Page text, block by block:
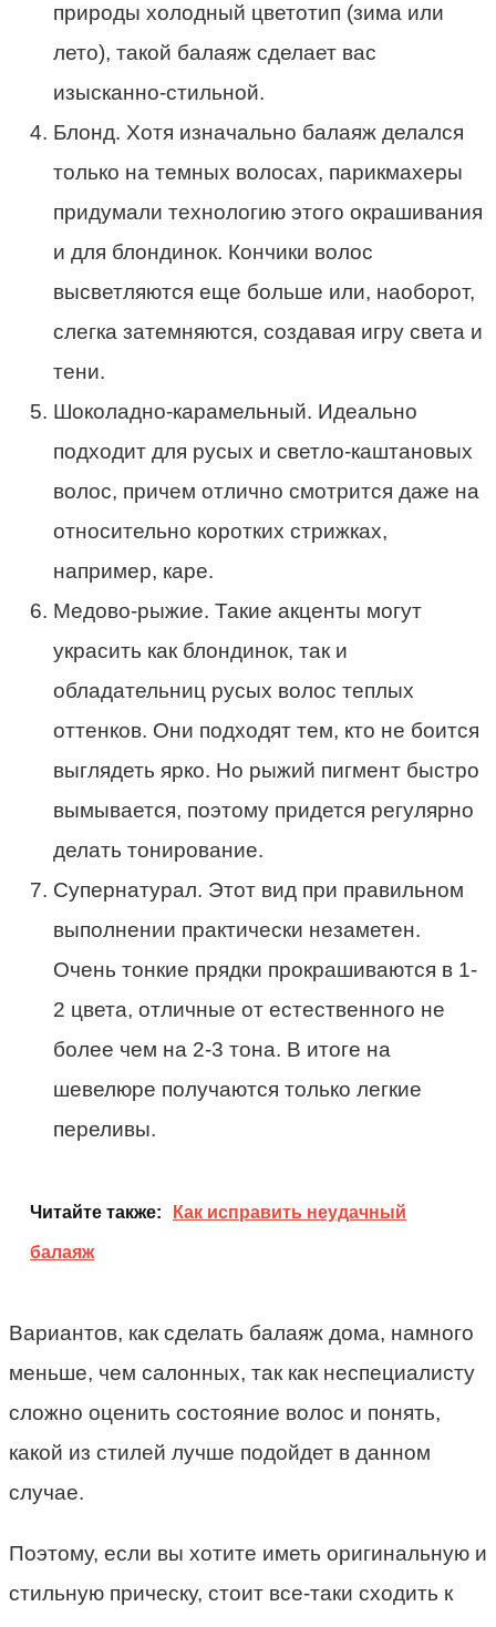
природы холодный цветотип (зима или
лето), такой балаяж сделает вас
изысканно-стильной.
Блонд. Хотя изначально балаяж делался
только на темных волосах, парикмахеры
придумали технологию этого окрашивания
и для блондинок. Кончики волос
высветляются еще больше или, наоборот,
слегка затемняются, создавая игру света и
тени.
Шоколадно-карамельный. Идеально
подходит для русых и светло-каштановых
волос, причем отлично смотрится даже на
относительно коротких стрижках,
например, каре.
Медово-рыжие. Такие акценты могут
украсить как блондинок, так и
обладательниц русых волос теплых
оттенков. Они подходят тем, кто не боится
выглядеть ярко. Но рыжий пигмент быстро
вымывается, поэтому придется регулярно
делать тонирование.
Супернатурал. Этот вид при правильном
выполнении практически незаметен.
Очень тонкие прядки прокрашиваются в 1-
2 цвета, отличные от естественного не
более чем на 2-3 тона. В итоге на
шевелюре получаются только легкие
переливы.
Читайте также: Как исправить неудачный
балаяж
Вариантов, как сделать балаяж дома, намного
меньше, чем салонных, так как неспециалисту
сложно оценить состояние волос и понять,
какой из стилей лучше подойдет в данном
случае.
Поэтому, если вы хотите иметь оригинальную и
стильную прическу, стоит все-таки сходить к